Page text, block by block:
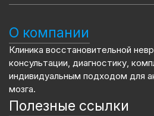
О компании
Клиника восстановительной
консультации, диагностику,
индивидуальным подходом для
мозга.
Полезные ссылки